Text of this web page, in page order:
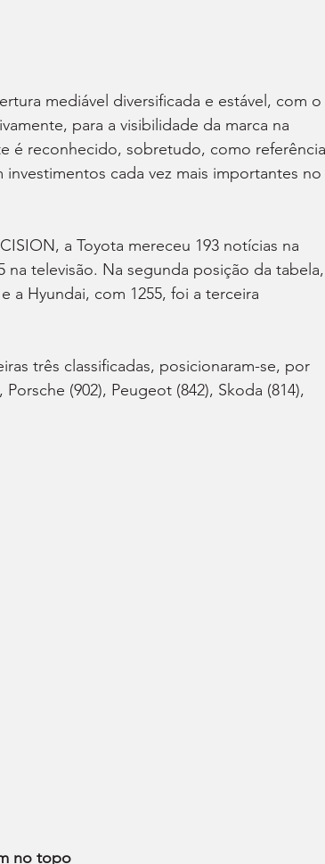
mediável diversificada e estável, com o
para a visibilidade da marca na
é reconhecido, sobretudo, como
cada vez mais importantes no
a Toyota mereceu 193 notícias na
na televisão. Na segunda posição da
a Hyundai, com 1255, foi a terceira
três classificadas, posicionaram-se, por
(902), Peugeot (842), Skoda (814),
no topo